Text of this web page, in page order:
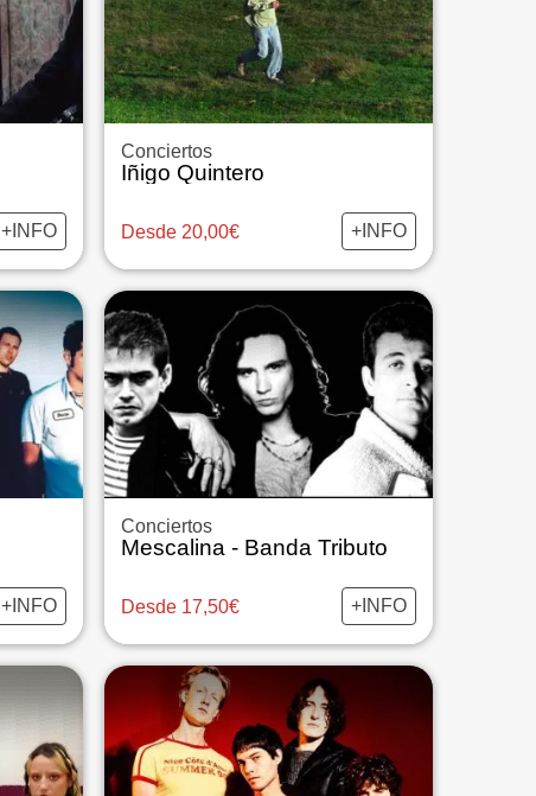
+INFO
Conciertos
Iñigo Quintero
Desde 20,00€ +INFO
+INFO
Conciertos
Mescalina - Banda Tributo
Desde 17,50€ +INFO